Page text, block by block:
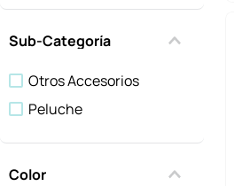
Accesorios Para El Hogar
Cocina
Mostrar 5 más
Sub-Categoría
Otros Accesorios
Peluche
Color